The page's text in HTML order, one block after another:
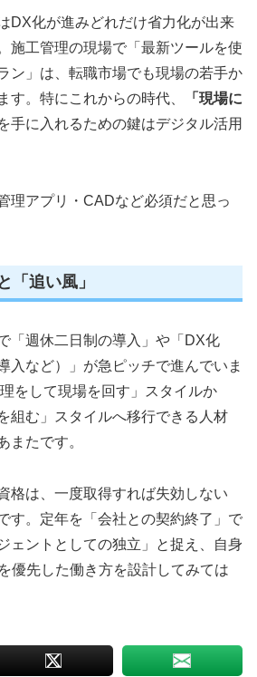
DX化が進みどれだけ省力化が出来
施工管理の現場で「最新ツールを使
ン」は、転職市場でも現場の若手か
す。特にこれからの時代、
「現場に
手に入れるための鍵はデジタル活用
理アプリ・CADなど必須だと思っ
「追い風」
「週休二日制の導入」や「DX化
入など）」が急ピッチで進んでいま
をして現場を回す」スタイルか
組む」スタイルへ移行できる人材
またです。
格は、一度取得すれば失効しない
す。定年を「会社との契約終了」で
ェントとしての独立」と捉え、自身
優先した働き方を設計してみては